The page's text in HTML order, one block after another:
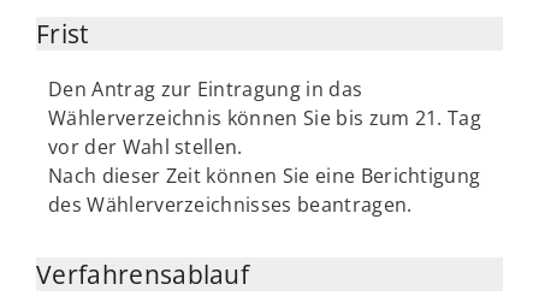
Frist
Den Antrag zur Eintragung in das
Wählerverzeichnis können Sie bis zum 21. Tag
vor der Wahl stellen.
Nach dieser Zeit können Sie eine Berichtigung
des Wählerverzeichnisses beantragen.
Verfahrensablauf